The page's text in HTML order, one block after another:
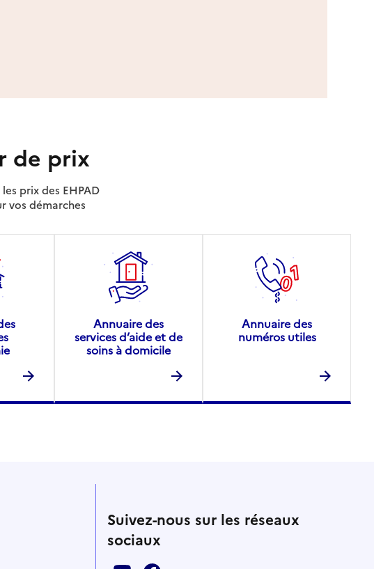
de prix
prix des EHPAD
vos démarches
Annuaire des
services d’aide et de
soins à domicile
Annuaire des
numéros utiles
Suivez-nous sur les réseaux
sociaux